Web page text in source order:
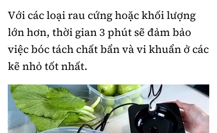
Với các loại rau cứng hoặc khối lượng
lớn hơn, thời gian 3 phút sẽ đảm bảo
việc bóc tách chất bẩn và vi khuẩn ở các
kẽ nhỏ tốt nhất.